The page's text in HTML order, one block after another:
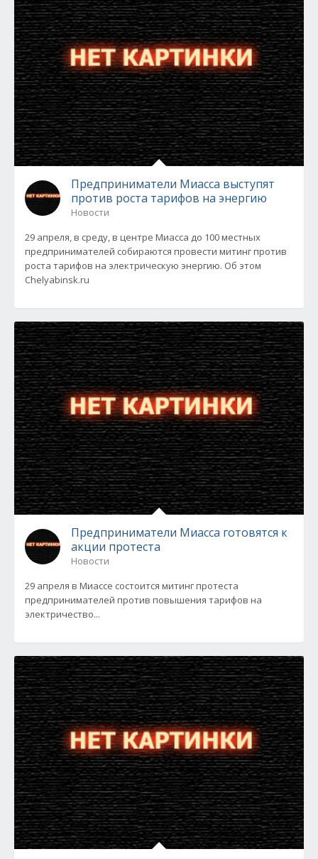
Предприниматели Миасса выступят
против роста тарифов на энергию
Новости
29 апреля, в среду, в центре Миасса до 100 местных
предпринимателей собираются провести митинг против
роста тарифов на электрическую энергию. Об этом
Chelyabinsk.ru
Предприниматели Миасса готовятся к
акции протеста
Новости
29 апреля в Миассе состоится митинг протеста
предпринимателей против повышения тарифов на
электричество...